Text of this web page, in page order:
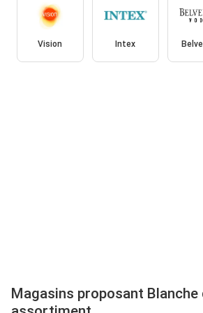
Vision Intex
Magasins proposant Blanche